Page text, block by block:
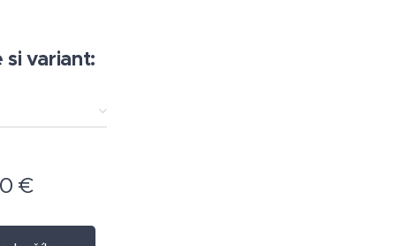
variant:
€